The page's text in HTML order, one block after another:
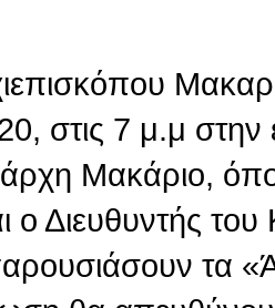
στις 7 μ.μ
Μακάριο,
ο Διευθυντής
τα